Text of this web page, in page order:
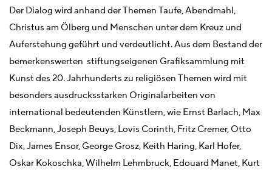
Der Dialog wird anhand der Themen Taufe, Abendmahl,
Christus am Ölberg und Menschen unter dem Kreuz und
Auferstehung geführt und verdeutlicht. Aus dem Bestand der
bemerkenswerten stiftungseigenen Grafiksammlung mit
Kunst des 20. Jahrhunderts zu religiösen Themen wird mit
besonders ausdrucksstarken Originalarbeiten von
international bedeutenden Künstlern, wie Ernst Barlach, Max
Beckmann, Joseph Beuys, Lovis Corinth, Fritz Cremer, Otto
Dix, James Ensor, George Grosz, Keith Haring, Karl Hofer,
Oskar Kokoschka, Wilhelm Lehmbruck, Edouard Manet, Kurt